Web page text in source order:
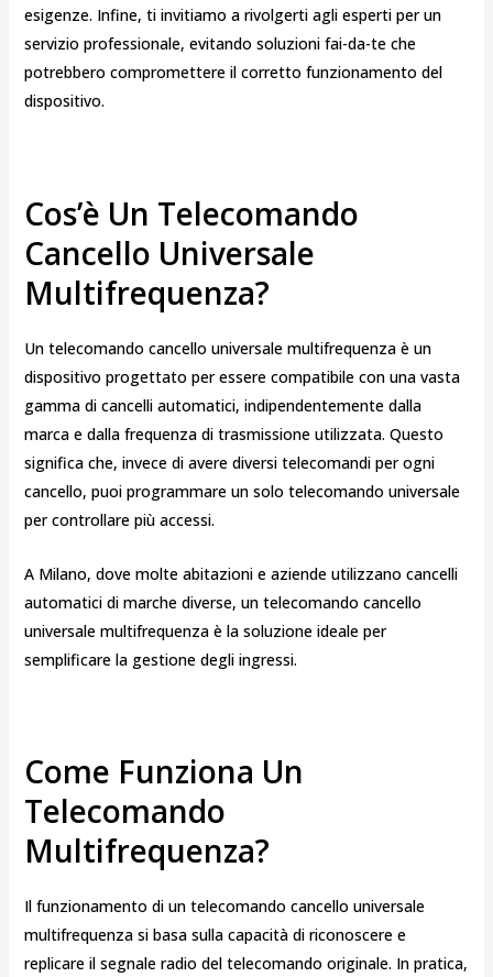
esigenze. Infine, ti invitiamo a rivolgerti agli esperti per un
servizio professionale, evitando soluzioni fai-da-te che
potrebbero compromettere il corretto funzionamento del
dispositivo.
Cos’è Un Telecomando
Cancello Universale
Multifrequenza?
Un telecomando cancello universale multifrequenza è un
dispositivo progettato per essere compatibile con una vasta
gamma di cancelli automatici, indipendentemente dalla
marca e dalla frequenza di trasmissione utilizzata. Questo
significa che, invece di avere diversi telecomandi per ogni
cancello, puoi programmare un solo telecomando universale
per controllare più accessi.
A Milano, dove molte abitazioni e aziende utilizzano cancelli
automatici di marche diverse, un telecomando cancello
universale multifrequenza è la soluzione ideale per
semplificare la gestione degli ingressi.
Come Funziona Un
Telecomando
Multifrequenza?
Il funzionamento di un telecomando cancello universale
multifrequenza si basa sulla capacità di riconoscere e
replicare il segnale radio del telecomando originale. In pratica,